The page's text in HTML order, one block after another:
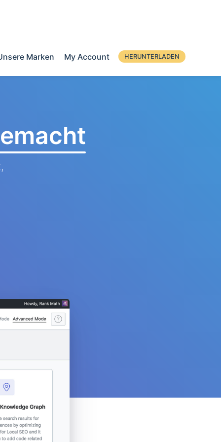
Marken My Account HERUNTERLADEN